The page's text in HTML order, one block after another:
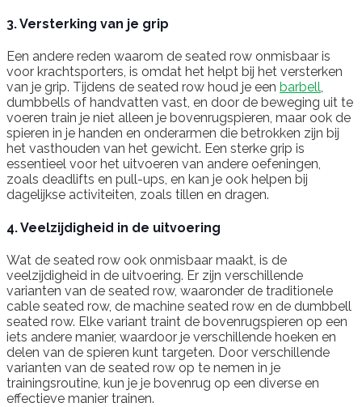
3. Versterking van je grip
Een andere reden waarom de seated row onmisbaar is
voor krachtsporters, is omdat het helpt bij het versterken
van je grip. Tijdens de seated row houd je een barbell,
dumbbells of handvatten vast, en door de beweging uit te
voeren train je niet alleen je bovenrugspieren, maar ook de
spieren in je handen en onderarmen die betrokken zijn bij
het vasthouden van het gewicht. Een sterke grip is
essentieel voor het uitvoeren van andere oefeningen,
zoals deadlifts en pull-ups, en kan je ook helpen bij
dagelijkse activiteiten, zoals tillen en dragen.
4. Veelzijdigheid in de uitvoering
Wat de seated row ook onmisbaar maakt, is de
veelzijdigheid in de uitvoering. Er zijn verschillende
varianten van de seated row, waaronder de traditionele
cable seated row, de machine seated row en de dumbbell
seated row. Elke variant traint de bovenrugspieren op een
iets andere manier, waardoor je verschillende hoeken en
delen van de spieren kunt targeten. Door verschillende
varianten van de seated row op te nemen in je
trainingsroutine, kun je je bovenrug op een diverse en
effectieve manier trainen.